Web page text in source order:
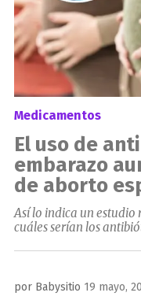
Medicamentos
El uso de
embarazo
de aborto
Así lo indica un
cuáles serían los
por Babysitio Publicado
19 mayo,